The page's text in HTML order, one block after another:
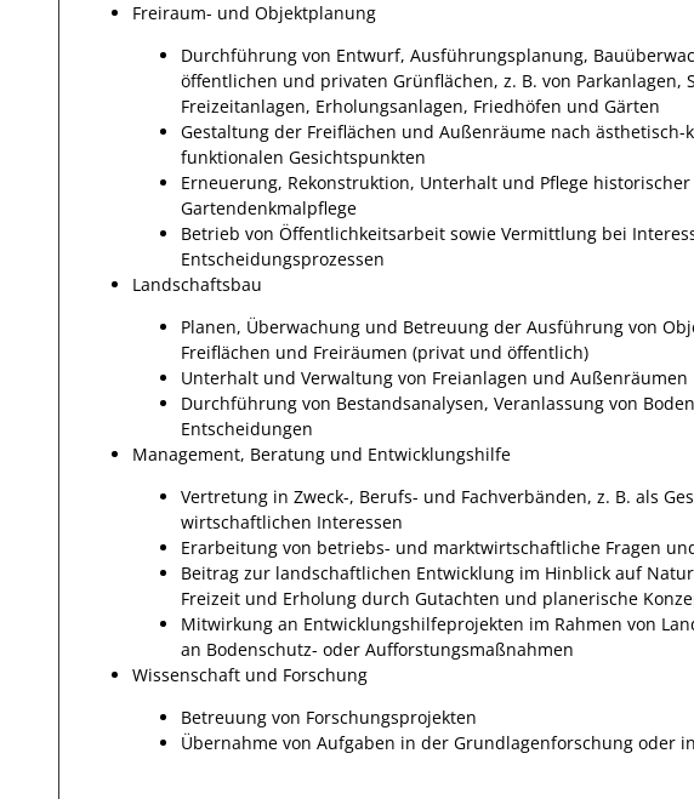
Freiraum- und Objektplanung
Durchführung von Entwurf, Ausführungsplanung,
öffentlichen und privaten Grünflächen, z. B. von Parkanlagen,
Freizeitanlagen, Erholungsanlagen, Friedhöfen und Gärten
Gestaltung der Freiflächen und Außenräume nach
funktionalen Gesichtspunkten
Erneuerung, Rekonstruktion, Unterhalt und Pflege
Gartendenkmalpflege
Betrieb von Öffentlichkeitsarbeit sowie Vermittlung bei
Entscheidungsprozessen
Landschaftsbau
Planen, Überwachung und Betreuung der Ausführung von
Freiflächen und Freiräumen (privat und öffentlich)
Unterhalt und Verwaltung von Freianlagen und Außenräumen
Durchführung von Bestandsanalysen, Veranlassung von
Entscheidungen
Management, Beratung und Entwicklungshilfe
Vertretung in Zweck-, Berufs- und Fachverbänden, z. B. als
wirtschaftlichen Interessen
Erarbeitung von betriebs- und marktwirtschaftliche Fragen
Beitrag zur landschaftlichen Entwicklung im Hinblick auf
Freizeit und Erholung durch Gutachten und planerische
Mitwirkung an Entwicklungshilfeprojekten im Rahmen von
an Bodenschutz- oder Aufforstungsmaßnahmen
Wissenschaft und Forschung
Betreuung von Forschungsprojekten
Übernahme von Aufgaben in der Grundlagenforschung oder